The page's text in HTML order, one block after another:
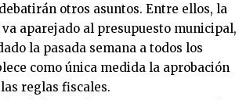
otros asuntos. Entre ellos, la
aparejado al presupuesto municipal,
la pasada semana a todos los
como única medida la aprobación
reglas fiscales.